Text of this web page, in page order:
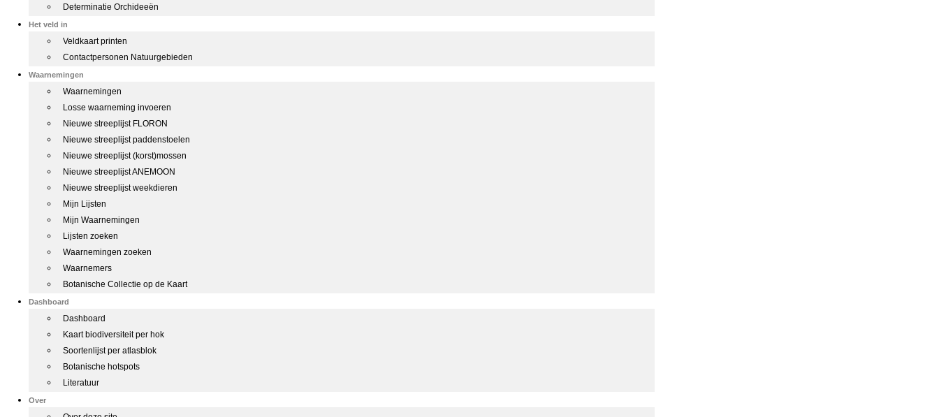
Determinatie Orchideeën
Het veld in
Veldkaart printen
Contactpersonen Natuurgebieden
Waarnemingen
Waarnemingen
Losse waarneming invoeren
Nieuwe streeplijst FLORON
Nieuwe streeplijst paddenstoelen
Nieuwe streeplijst (korst)mossen
Nieuwe streeplijst ANEMOON
Nieuwe streeplijst weekdieren
Mijn Lijsten
Mijn Waarnemingen
Lijsten zoeken
Waarnemingen zoeken
Waarnemers
Botanische Collectie op de Kaart
Dashboard
Dashboard
Kaart biodiversiteit per hok
Soortenlijst per atlasblok
Botanische hotspots
Literatuur
Over